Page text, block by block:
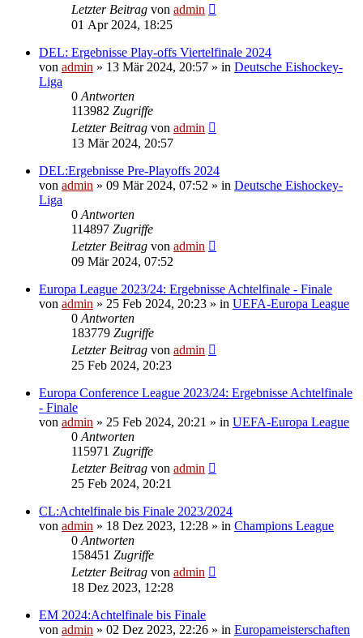
Letzter Beitrag von admin
01 Apr 2024, 18:25
DEL: Ergebnisse Play-offs Viertelfinale 2024
von admin » 13 Mär 2024, 20:57 » in Deutsche Eishockey-
Liga
0 Antworten
113982 Zugriffe
Letzter Beitrag von admin
13 Mär 2024, 20:57
DEL:Ergebnisse Pre-Playoffs 2024
von admin » 09 Mär 2024, 07:52 » in Deutsche Eishockey-
Liga
0 Antworten
114897 Zugriffe
Letzter Beitrag von admin
09 Mär 2024, 07:52
Europa League 2023/24: Ergebnisse Achtelfinale - Finale
von admin » 25 Feb 2024, 20:23 » in UEFA-Europa League
0 Antworten
183779 Zugriffe
Letzter Beitrag von admin
25 Feb 2024, 20:23
Europa Conference League 2023/24: Ergebnisse Achtelfinale
- Finale
von admin » 25 Feb 2024, 20:21 » in UEFA-Europa League
0 Antworten
115971 Zugriffe
Letzter Beitrag von admin
25 Feb 2024, 20:21
CL:Achtelfinale bis Finale 2023/2024
von admin » 18 Dez 2023, 12:28 » in Champions League
0 Antworten
158451 Zugriffe
Letzter Beitrag von admin
18 Dez 2023, 12:28
EM 2024:Achtelfinale bis Finale
von admin » 02 Dez 2023, 22:26 » in Europameisterschaften